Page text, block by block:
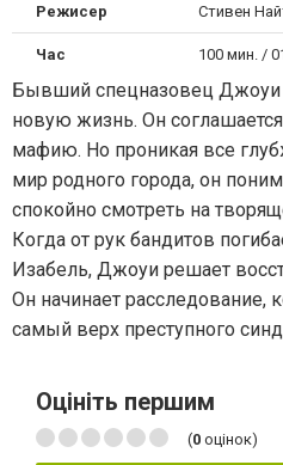
Режисер Стивен
Час 100 мин. /
Бывший спецназовец Джоуи
новую жизнь. Он соглашается
мафию. Но проникая все
мир родного города, он
спокойно смотреть на
Когда от рук бандитов
Изабель, Джоуи решает
Он начинает расследование,
самый верх преступного
Оцініть першим
(0 оцінок)